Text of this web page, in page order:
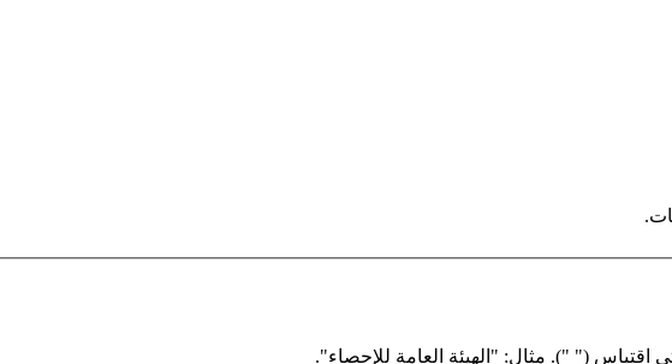
اقتباس (" "). مثال: "الهيئة العامة للإحصاء".